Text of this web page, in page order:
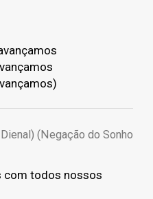
(Negação do Sonho
com todos nossos